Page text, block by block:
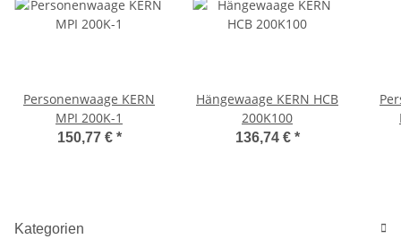
Personenwaage KERN
MPI 200K-1
150,77 € *
Hängewaage KERN HCB
200K100
136,74 € *
Kategorien